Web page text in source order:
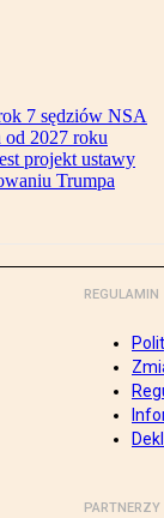
7 sędziów NSA
2027 roku
projekt ustawy
Trumpa
REGULAMIN
PARTNERZY